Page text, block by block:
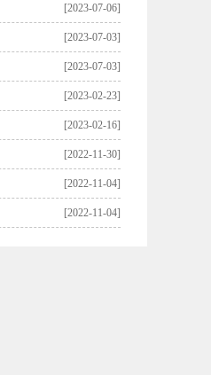
[2023-07-06]
[2023-07-03]
[2023-07-03]
[2023-02-23]
[2023-02-16]
[2022-11-30]
[2022-11-04]
[2022-11-04]